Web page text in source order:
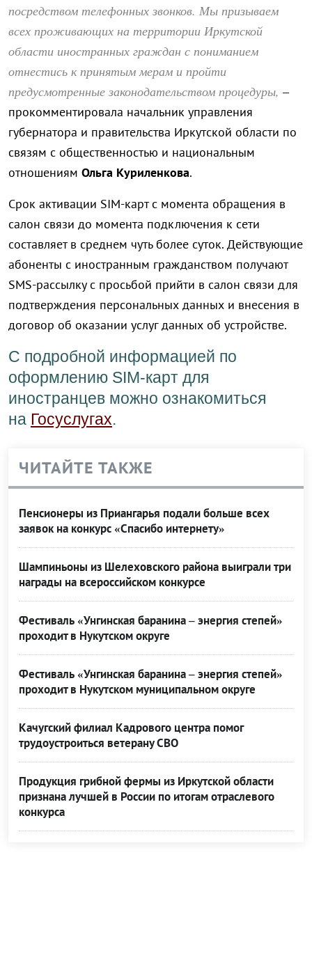
посредством телефонных звонков. Мы призываем
всех проживающих на территории Иркутской
области иностранных граждан с пониманием
отнестись к принятым мерам и пройти
предусмотренные законодательством процедуры, –
прокомментировала начальник управления
губернатора и правительства Иркутской области по
связям с общественностью и национальным
отношениям Ольга Куриленкова.
Срок активации SIM-карт с момента обращения в
салон связи до момента подключения к сети
составляет в среднем чуть более суток. Действующие
абоненты с иностранным гражданством получают
SMS-рассылку с просьбой прийти в салон связи для
подтверждения персональных данных и внесения в
договор об оказании услуг данных об устройстве.
С подробной информацией по
оформлению SIM-карт для
иностранцев можно ознакомиться
на Госуслугах.
ЧИТАЙТЕ ТАКЖЕ
Пенсионеры из Приангарья подали больше всех
заявок на конкурс «Спасибо интернету»
Шампиньоны из Шелеховского района выиграли три
награды на всероссийском конкурсе
Фестиваль «Унгинская баранина – энергия степей»
проходит в Нукутском округе
Фестиваль «Унгинская баранина – энергия степей»
проходит в Нукутском муниципальном округе
Качугский филиал Кадрового центра помог
трудоустроиться ветерану СВО
Продукция грибной фермы из Иркутской области
признана лучшей в России по итогам отраслевого
конкурса